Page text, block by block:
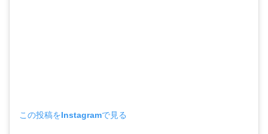
この投稿をInstagramで見る